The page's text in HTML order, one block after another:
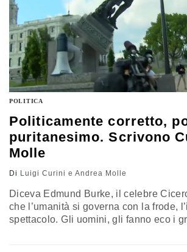
POLITICA
Politicamente corretto,
puritanesimo. Scrivono
Molle
Di Luigi Curini e Andrea Molle
Diceva Edmund Burke, il celebre
che l’umanità si governa con la frode,
spettacolo. Gli uomini, gli fanno eco i